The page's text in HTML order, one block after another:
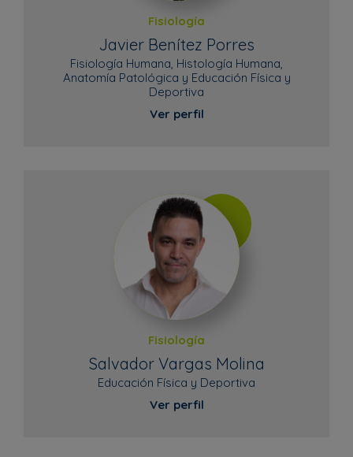
Fisiología
Javier Benítez Porres
Fisiología Humana, Histología Humana,
Anatomía Patológica y Educación Física y
Deportiva
Ver perfil
Fisiología
Salvador Vargas Molina
Educación Física y Deportiva
Ver perfil